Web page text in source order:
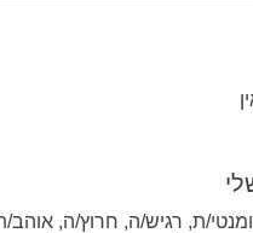
ת, רגיש/ה, חרוץ/ה, אוהב/